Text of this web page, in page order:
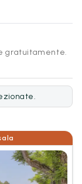
gratuitamente.